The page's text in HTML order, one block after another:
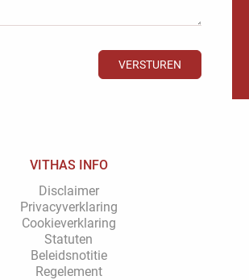
VERSTUREN
VITHAS INFO
Disclaimer
Privacyverklaring
Cookieverklaring
Statuten
Beleidsnotitie
Regelement